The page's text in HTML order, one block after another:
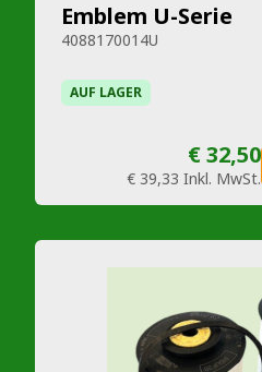
Emblem U-Serie
4088170014U
AUF LAGER
€ 32,50
€ 39,33 Inkl. MwSt.